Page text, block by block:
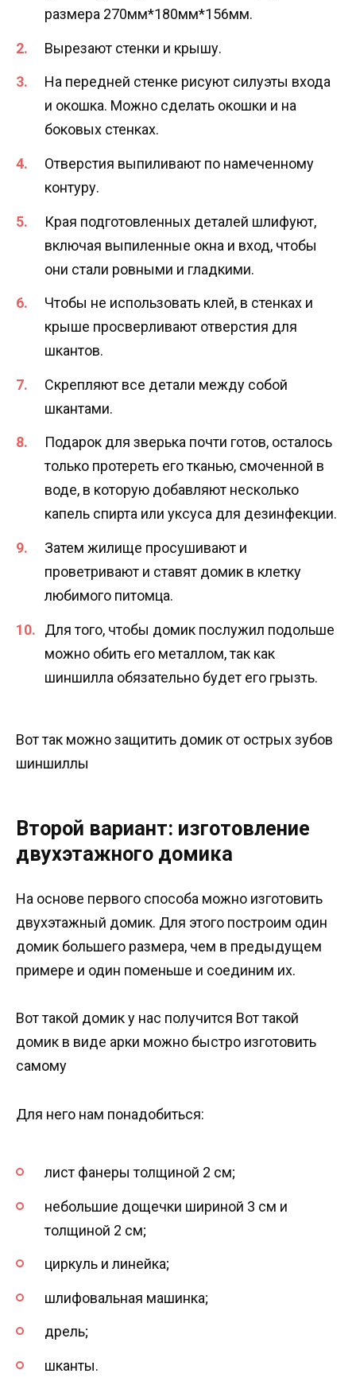
размера 270мм*180мм*156мм.
Вырезают стенки и крышу.
На передней стенке рисуют силуэты входа
и окошка. Можно сделать окошки и на
боковых стенках.
Отверстия выпиливают по намеченному
контуру.
Края подготовленных деталей шлифуют,
включая выпиленные окна и вход, чтобы
они стали ровными и гладкими.
Чтобы не использовать клей, в стенках и
крыше просверливают отверстия для
шкантов.
Скрепляют все детали между собой
шкантами.
Подарок для зверька почти готов, осталось
только протереть его тканью, смоченной в
воде, в которую добавляют несколько
капель спирта или уксуса для дезинфекции.
Затем жилище просушивают и
проветривают и ставят домик в клетку
любимого питомца.
Для того, чтобы домик послужил подольше
можно обить его металлом, так как
шиншилла обязательно будет его грызть.
Вот так можно защитить домик от острых зубов
шиншиллы
Второй вариант: изготовление
двухэтажного домика
На основе первого способа можно изготовить
двухэтажный домик. Для этого построим один
домик большего размера, чем в предыдущем
примере и один поменьше и соединим их.
Вот такой домик у нас получится Вот такой
домик в виде арки можно быстро изготовить
самому
Для него нам понадобиться:
лист фанеры толщиной 2 см;
небольшие дощечки шириной 3 см и
толщиной 2 см;
циркуль и линейка;
шлифовальная машинка;
дрель;
шканты.